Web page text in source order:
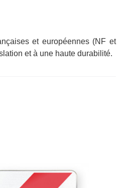
et européennes (NF et
et à une haute durabilité.